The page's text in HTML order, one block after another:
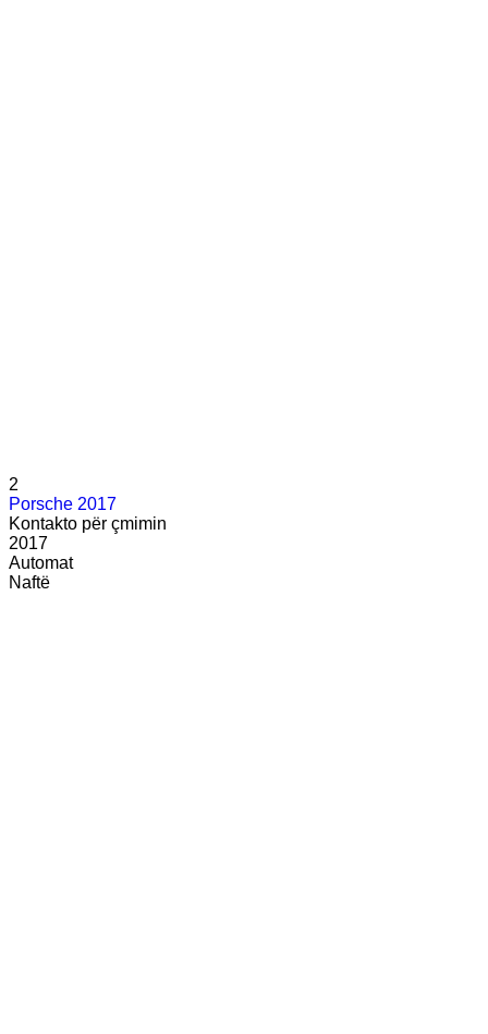
2
Porsche 2017
Kontakto për çmimin
2017
Automat
Naftë